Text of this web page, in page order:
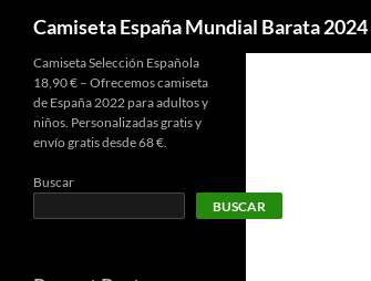
Camiseta España Mundial Barata 2024
Camiseta Selección Española
18,90 € – Ofrecemos camiseta
de España 2022 para adultos y
niños. Personalizadas gratis y
envío gratis desde 68 €.
Buscar
BUSCAR